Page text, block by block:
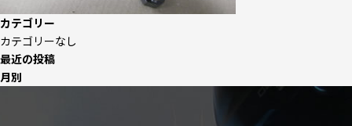
カテゴリー
カテゴリーなし
最近の投稿
月別